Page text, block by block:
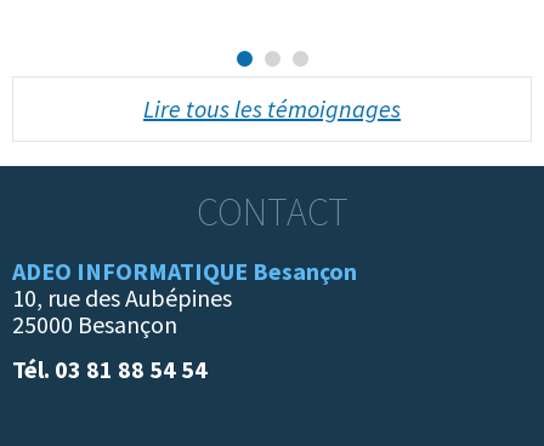
Lire tous les témoignages
CONTACT
ADEO INFORMATIQUE Besançon
10, rue des Aubépines
25000 Besançon
Tél. 03 81 88 54 54